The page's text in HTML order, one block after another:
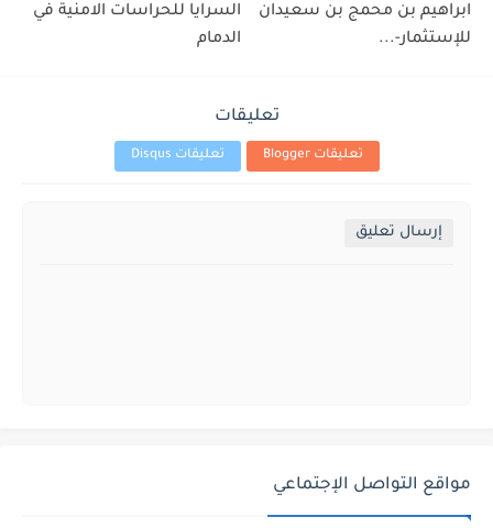
ابراهيم بن محمج بن سعيدان
للإستثمار-...
السرايا للحراسات الامنية في
الدمام
تعليقات
تعليقات Blogger تعليقات Disqus
إرسال تعليق
مواقع التواصل الإجتماعي